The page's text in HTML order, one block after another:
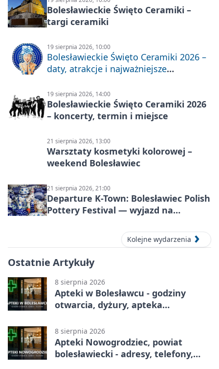
Bolesławieckie Święto Ceramiki –
targi ceramiki
19 sierpnia 2026, 10:00
Bolesławieckie Święto Ceramiki 2026 –
daty, atrakcje i najważniejsze
19 sierpnia 2026, 14:00
Bolesławieckie Święto Ceramiki 2026
– koncerty, termin i miejsce
21 sierpnia 2026, 13:00
Warsztaty kosmetyki kolorowej –
weekend Bolesławiec
21 sierpnia 2026, 21:00
Departure K-Town: Bolesławiec Polish
Pottery Festival — wyjazd na
Kolejne wydarzenia
Ostatnie Artykuły
8 sierpnia 2026
Apteki w Bolesławcu - godziny
otwarcia, dyżury, apteka
8 sierpnia 2026
Apteki Nowogrodziec, powiat
bolesławiecki - adresy, telefony,